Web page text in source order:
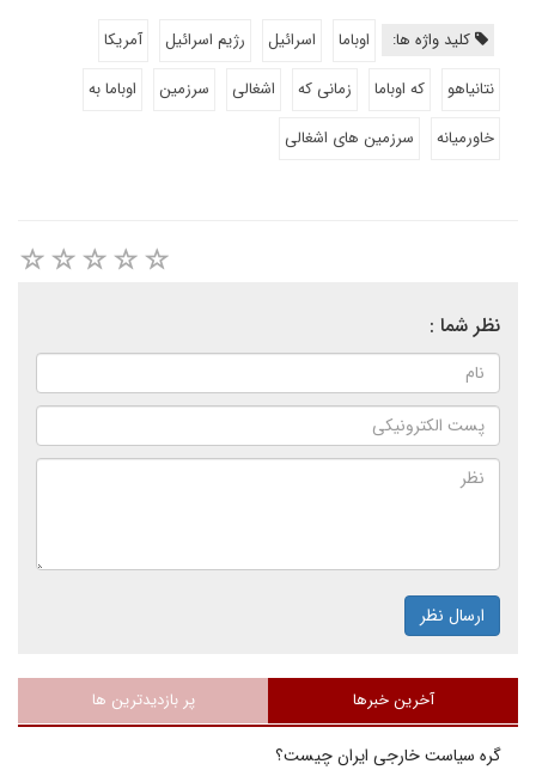
کلید واژه ها: اوباما اسرائیل رژیم اسرائیل
آمریکا
نتانیاهو
که اوباما زمانی که اشغالی سرزمین
اوباما به
خاورمیانه
سرزمین های اشغالی
نظر شما :
ارسال نظر
آخرین خبرها پر بازدیدترین ها
گره سیاست خارجی ایران چیست؟